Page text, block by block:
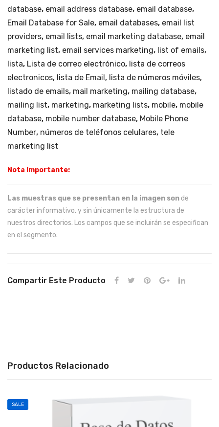
database, email address database, email database,
Email Database for Sale, email databases, email list
providers, email lists, email marketing database, email
marketing list, email services marketing, list of emails,
lista, Lista de correo electrónico, lista de correos
electronicos, lista de Email, lista de números móviles,
listado de emails, mail marketing, mailing database,
mailing list, marketing, marketing lists, mobile, mobile
database, mobile number database, Mobile Phone
Number, números de teléfonos celulares, tele
marketing list
Nota Importante:
Las muestras que se presentan en la imagen son de
carácter informativo, y sin únicamente la estructura de
nuestros directorios. Los campos que se incluirán se especifican
en el segmento.
Compartir Este Producto
Productos Relacionado
SALE